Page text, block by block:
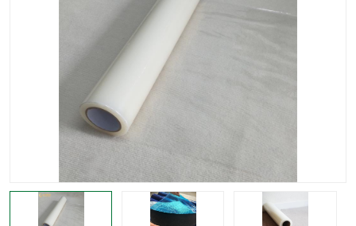
印字保护膜
窗缝阻风胶带 铝板保护膜